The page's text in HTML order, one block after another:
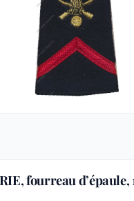
fourreau d’épaule,